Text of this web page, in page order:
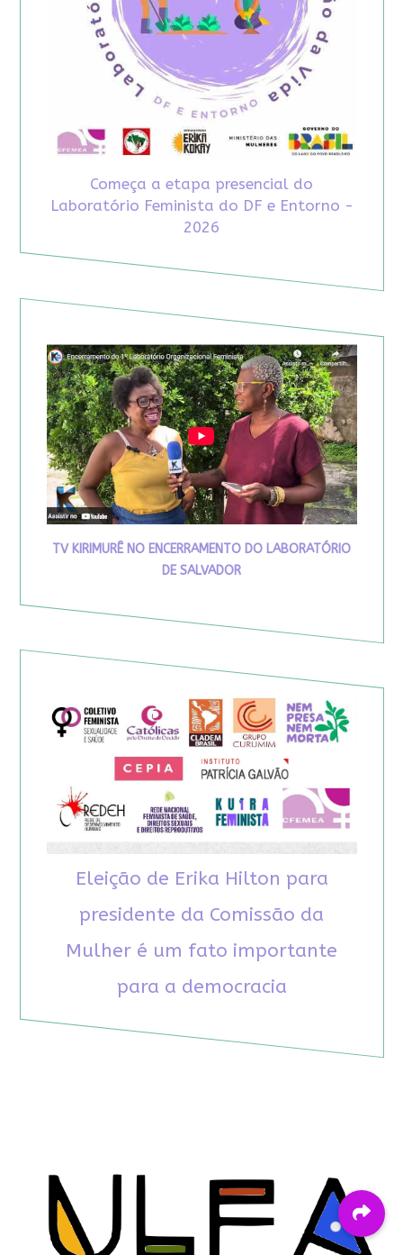
Começa a etapa presencial do
Laboratório Feminista do DF e Entorno -
2026
TV KIRIMURÊ NO ENCERRAMENTO DO LABORATÓRIO
DE SALVADOR
Eleição de Erika Hilton para
presidente da Comissão da
Mulher é um fato importante
para a democracia